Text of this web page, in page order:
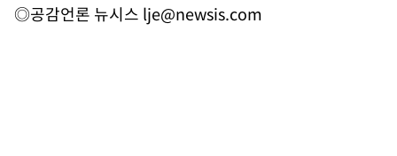
◎공감언론 뉴시스 lje@newsis.com